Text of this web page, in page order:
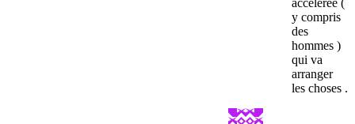
accélérée (
y compris
des
hommes )
qui va
arranger
les choses .